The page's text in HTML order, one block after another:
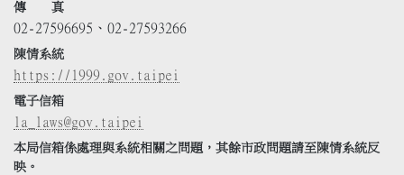
傳 真
02-27596695、02-27593266
陳情系統
https://1999.gov.taipei
電子信箱
la_laws@gov.taipei
本局信箱係處理與系統相關之問題，其餘市政問題請至陳情系統反
映。